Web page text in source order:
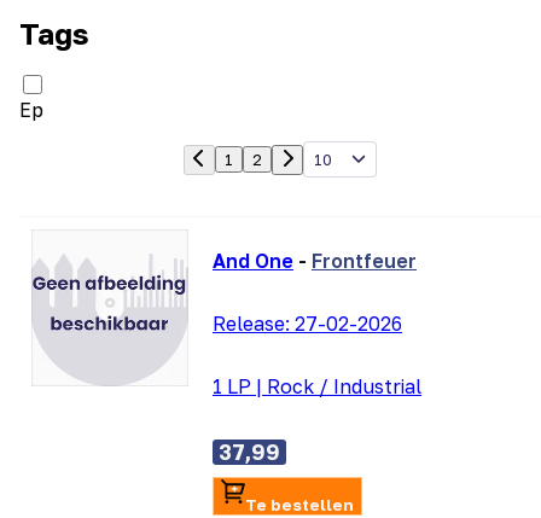
Tags
Ep
1 2 10
And One - Frontfeuer
Release: 27-02-2026
1 LP | Rock / Industrial
37,99
Te bestellen